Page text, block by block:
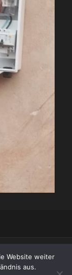
Website weiter
aus.